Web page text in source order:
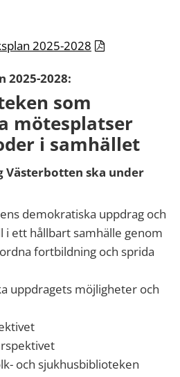
2025-2028
2025-2028:
som
mötesplatser
i samhället
ska under
demokratiska uppdrag och
i ett hållbart samhälle genom
fortbildning och sprida
uppdragets möjligheter och
och sjukhusbiblioteken